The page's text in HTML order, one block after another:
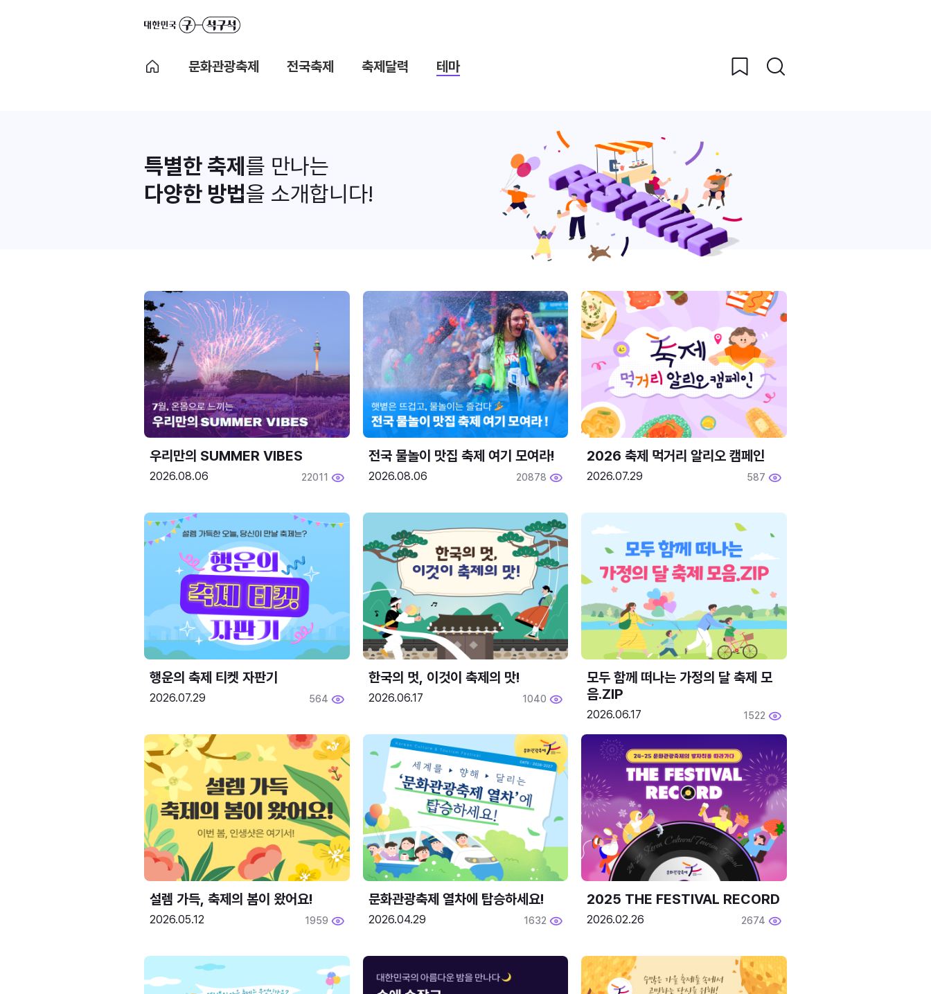
문화관광축제 전국축제 축제달력 테마
특별한 축제 를 만나는
다양한 방법을 소개합니다!
우리만의 SUMMER VIBES
2026.08.06 22011
전국 물놀이 맛집 축제 여기 모여라!
2026.08.06 20878
2026 축제 먹거리 알리오 캠페인
2026.07.29 587
행운의 축제 티켓 자판기
2026.07.29 564
한국의 멋, 이것이 축제의 맛!
2026.06.17 1040
모두 함께 떠나는 가정의 달 축제 모
음.ZIP
2026.06.17 1522
설렘 가득, 축제의 봄이 왔어요!
2026.05.12 1959
문화관광축제 열차에 탑승하세요!
2026.04.29 1632
2025 THE FESTIVAL RECORD
2026.02.26 2674